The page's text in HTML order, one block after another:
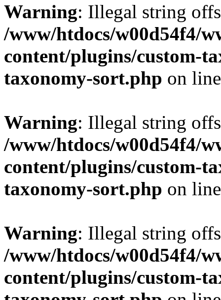
Warning: Illegal string
/www/htdocs/w00d54f4/
content/plugins/custom-
taxonomy-sort.php on
Warning: Illegal string
/www/htdocs/w00d54f4/
content/plugins/custom-
taxonomy-sort.php on
Warning: Illegal string
/www/htdocs/w00d54f4/
content/plugins/custom-